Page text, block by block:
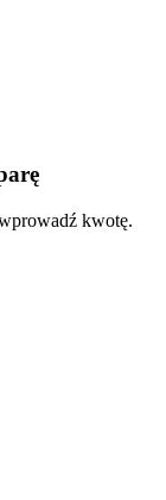
kwotę.